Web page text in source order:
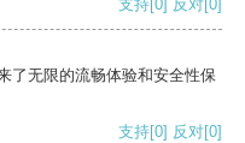
支持[0] 反对[0]
了无限的流畅体验和安全性保
支持[0] 反对[0]